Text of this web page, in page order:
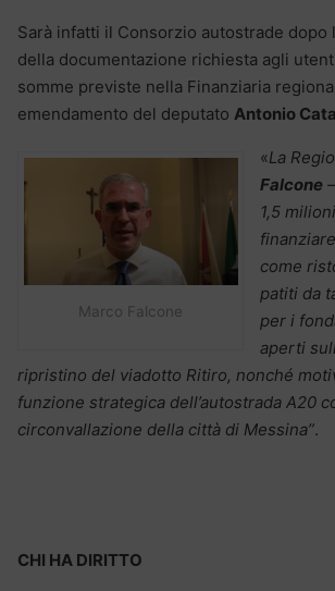
Sarà infatti il Consorzio autostrade dopo
della documentazione richiesta agli
somme previste nella Finanziaria
emendamento del deputato Antonio
Marco Falcone
«La
Falcone
1,5
come
patiti da
per i
aperti
ripristino del viadotto Ritiro, nonché
funzione strategica dell’autostrada A20
circonvallazione della città di Messina”.
CHI HA DIRITTO